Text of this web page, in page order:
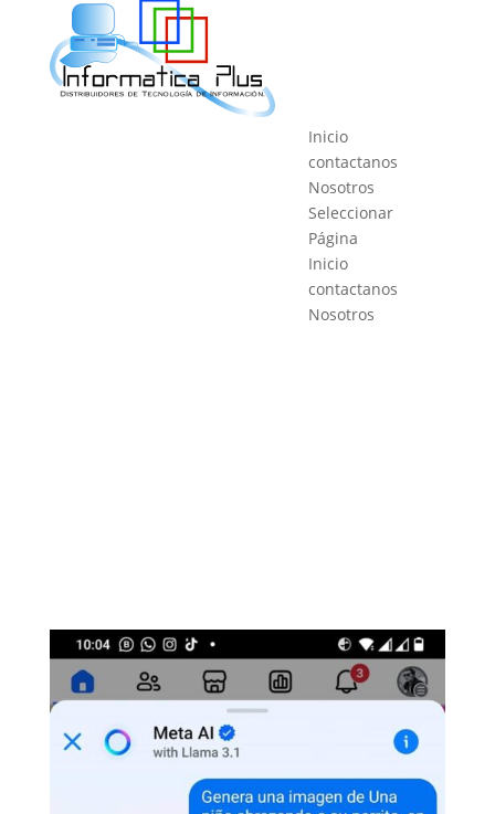
Inicio
contactanos
Nosotros
Seleccionar
Página
Inicio
contactanos
Nosotros